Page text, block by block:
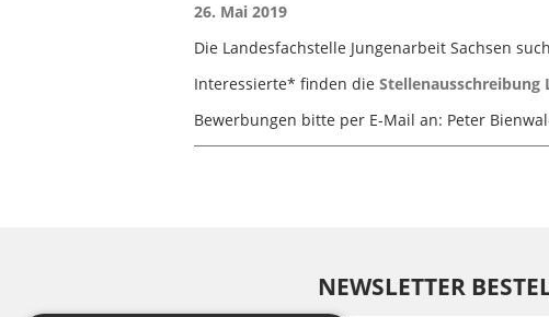
26. Mai 2019
Die Landesfachstelle Jungenarbeit Sachsen
Interessierte* finden die Stellenausschreibung
Bewerbungen bitte per E-Mail an: Peter
NEWSLETTER